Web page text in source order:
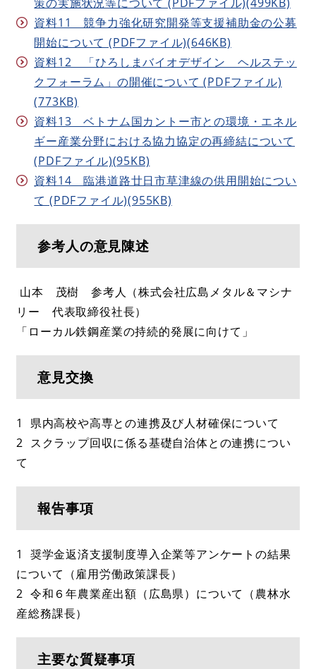
資料11 競争力強化研究開発等支援補助金の公募
開始について (PDFファイル)(646KB)
資料12 「ひろしまバイオデザイン ヘルステッ
クフォーラム」の開催について (PDFファイル)
(773KB)
資料13 ベトナム国カントー市との環境・エネル
ギー産業分野における協力協定の再締結について
(PDFファイル)(95KB)
資料14 臨港道路廿日市草津線の供用開始につい
て (PDFファイル)(955KB)
参考人の意見陳述
山本 茂樹 参考人（株式会社広島メタル＆マシナ
リー 代表取締役社長）
「ローカル鉄鋼産業の持続的発展に向けて」
意見交換
1 県内高校や高専との連携及び人材確保について
2 スクラップ回収に係る基礎自治体との連携につい
て
報告事項
1 奨学金返済支援制度導入企業等アンケートの結果
について（雇用労働政策課長）
2 令和６年農業産出額（広島県）について（農林水
産総務課長）
主要な質疑事項